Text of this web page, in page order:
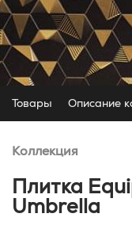
Товары Описание
Коллекция
Плитка
Umbrella